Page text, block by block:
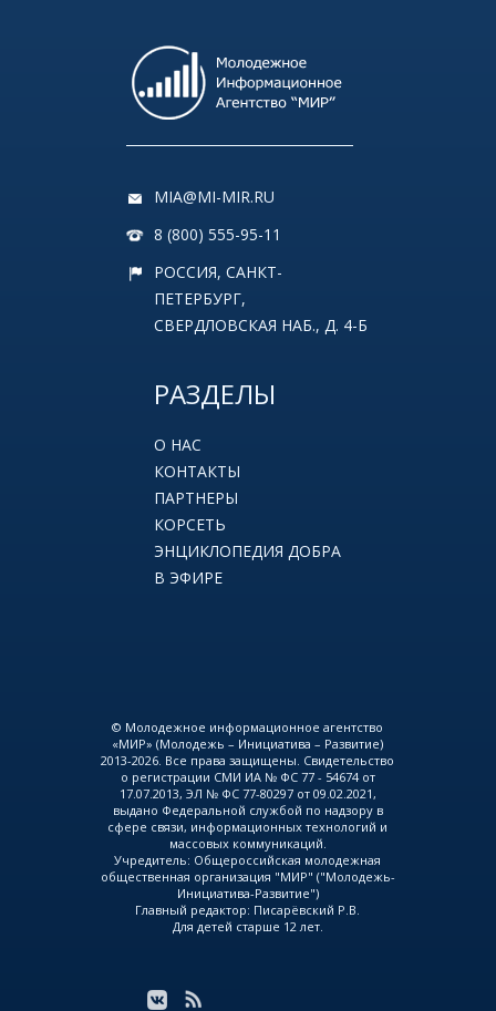
MIA@MI-MIR.RU
8 (800) 555-95-11
РОССИЯ, САНКТ-
ПЕТЕРБУРГ,
СВЕРДЛОВСКАЯ НАБ., Д. 4-Б
РАЗДЕЛЫ
О НАС
КОНТАКТЫ
ПАРТНЕРЫ
КОРСЕТЬ
ЭНЦИКЛОПЕДИЯ ДОБРА
В ЭФИРЕ
© Молодежное информационное агентство
«МИР» (Молодежь – Инициатива – Развитие)
2013-2026. Все права защищены. Свидетельство
о регистрации СМИ ИА № ФС 77 - 54674 от
17.07.2013, ЭЛ № ФС 77-80297 от 09.02.2021,
выдано Федеральной службой по надзору в
сфере связи, информационных технологий и
массовых коммуникаций.
Учредитель: Общероссийская молодежная
общественная организация "МИР" ("Молодежь-
Инициатива-Развитие")
Главный редактор: Писарёвский Р.В.
Для детей старше 12 лет.